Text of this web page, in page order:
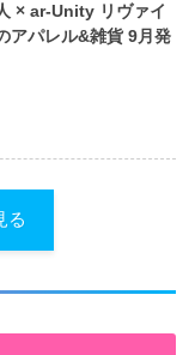
× ar-Unity リヴァイ
アパレル&雑貨 9月発
る